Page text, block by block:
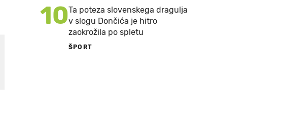
10Ta poteza slovenskega dragulja
v slogu Dončića je hitro
zaokrožila po spletu
ŠPORT